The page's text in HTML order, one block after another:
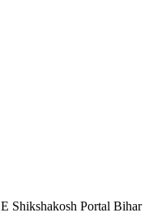
E Shikshakosh Portal Bihar